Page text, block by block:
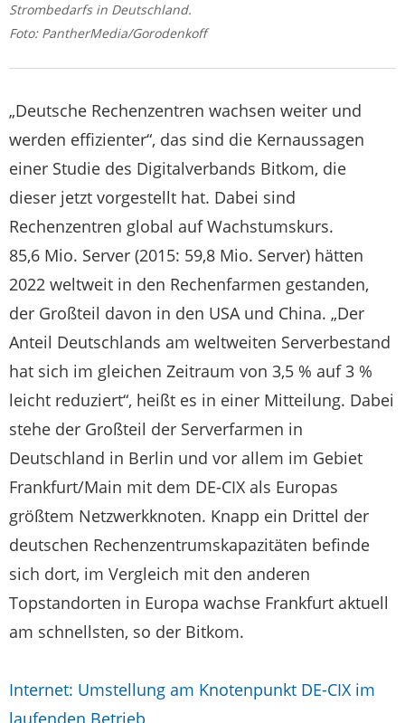
Strombedarfs in Deutschland.
Foto: PantherMedia/Gorodenkoff
„Deutsche Rechenzentren wachsen weiter und
werden effizienter“, das sind die Kernaussagen
einer Studie des Digitalverbands Bitkom, die
dieser jetzt vorgestellt hat. Dabei sind
Rechenzentren global auf Wachstumskurs.
85,6 Mio. Server (2015: 59,8 Mio. Server) hätten
2022 weltweit in den Rechenfarmen gestanden,
der Großteil davon in den USA und China. „Der
Anteil Deutschlands am weltweiten Serverbestand
hat sich im gleichen Zeitraum von 3,5 % auf 3 %
leicht reduziert“, heißt es in einer Mitteilung. Dabei
stehe der Großteil der Serverfarmen in
Deutschland in Berlin und vor allem im Gebiet
Frankfurt/Main mit dem DE-CIX als Europas
größtem Netzwerkknoten. Knapp ein Drittel der
deutschen Rechenzentrumskapazitäten befinde
sich dort, im Vergleich mit den anderen
Topstandorten in Europa wachse Frankfurt aktuell
am schnellsten, so der Bitkom.
Internet: Umstellung am Knotenpunkt DE-CIX im